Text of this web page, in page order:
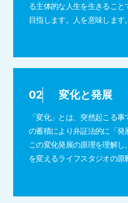
る主体的な人生を生きるこ
目指します。人を意味します。
02 変化と発展
「変化」とは、突然起こる
の蓄積により弁証法的に「発
この変化発展の原理を理解
を変えるライフスタジオの原